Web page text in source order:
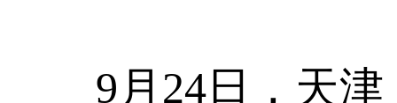
9月24日，天津